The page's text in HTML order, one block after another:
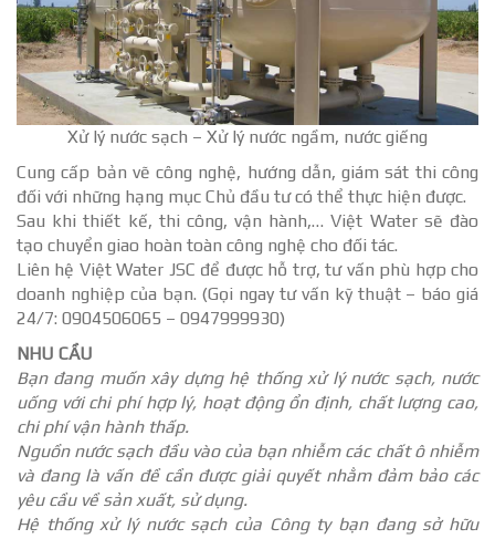
Xử lý nước sạch – Xử lý nước ngầm, nước giếng
Cung cấp bản vẽ công nghệ, hướng dẫn, giám sát thi công
đối với những hạng mục Chủ đầu tư có thể thực hiện được.
Sau khi thiết kế, thi công, vận hành,… Việt Water sẽ đào
tạo chuyển giao hoàn toàn công nghệ cho đối tác.
Liên hệ Việt Water JSC để được hỗ trợ, tư vấn phù hợp cho
doanh nghiệp của bạn. (Gọi ngay tư vấn kỹ thuật – báo giá
24/7: 0904506065 – 0947999930)
NHU CẦU
Bạn đang muốn xây dựng hệ thống xử lý nước sạch, nước
uống với chi phí hợp lý, hoạt động ổn định, chất lượng cao,
chi phí vận hành thấp.
Nguồn nước sạch đầu vào của bạn nhiễm các chất ô nhiễm
và đang là vấn đề cần được giải quyết nhằm đảm bảo các
yêu cầu về sản xuất, sử dụng.
Hệ thống xử lý nước sạch của Công ty bạn đang sở hữu